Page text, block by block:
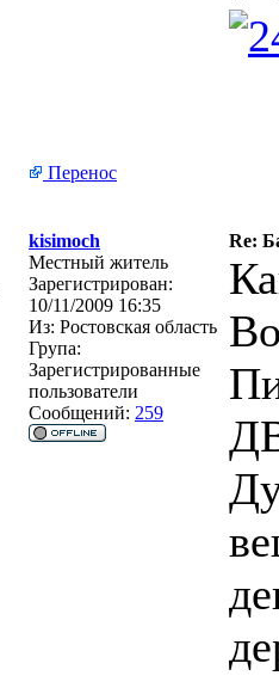
Перенос
kisimoch
Re:
Местный житель
Зарегистрирован:
10/11/2009 16:35
Из: Ростовская область
Група:
Зарегистрированные
пользователи
Сообщений: 259